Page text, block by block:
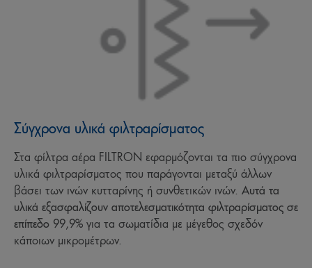
Σύγχρονα υλικά φιλτραρίσματος
Στα φίλτρα αέρα FILTRON εφαρμόζονται τα πιο σύγχρονα
υλικά φιλτραρίσματος που παράγονται μεταξύ άλλων
βάσει των ινών κυτταρίνης ή συνθετικών ινών. Αυτά τα
υλικά εξασφαλίζουν αποτελεσματικότητα φιλτραρίσματος σε
επίπεδο 99,9% για τα σωματίδια με μέγεθος σχεδόν
κάποιων μικρομέτρων.